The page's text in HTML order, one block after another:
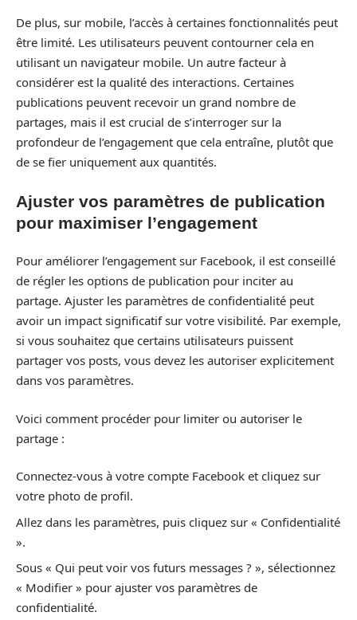
De plus, sur mobile, l’accès à certaines fonctionnalités peut
être limité. Les utilisateurs peuvent contourner cela en
utilisant un navigateur mobile. Un autre facteur à
considérer est la qualité des interactions. Certaines
publications peuvent recevoir un grand nombre de
partages, mais il est crucial de s’interroger sur la
profondeur de l’engagement que cela entraîne, plutôt que
de se fier uniquement aux quantités.
Ajuster vos paramètres de publication
pour maximiser l’engagement
Pour améliorer l’engagement sur Facebook, il est conseillé
de régler les options de publication pour inciter au
partage. Ajuster les paramètres de confidentialité peut
avoir un impact significatif sur votre visibilité. Par exemple,
si vous souhaitez que certains utilisateurs puissent
partager vos posts, vous devez les autoriser explicitement
dans vos paramètres.
Voici comment procéder pour limiter ou autoriser le
partage :
Connectez-vous à votre compte Facebook et cliquez sur
votre photo de profil.
Allez dans les paramètres, puis cliquez sur « Confidentialité
».
Sous « Qui peut voir vos futurs messages ? », sélectionnez
« Modifier » pour ajuster vos paramètres de
confidentialité.